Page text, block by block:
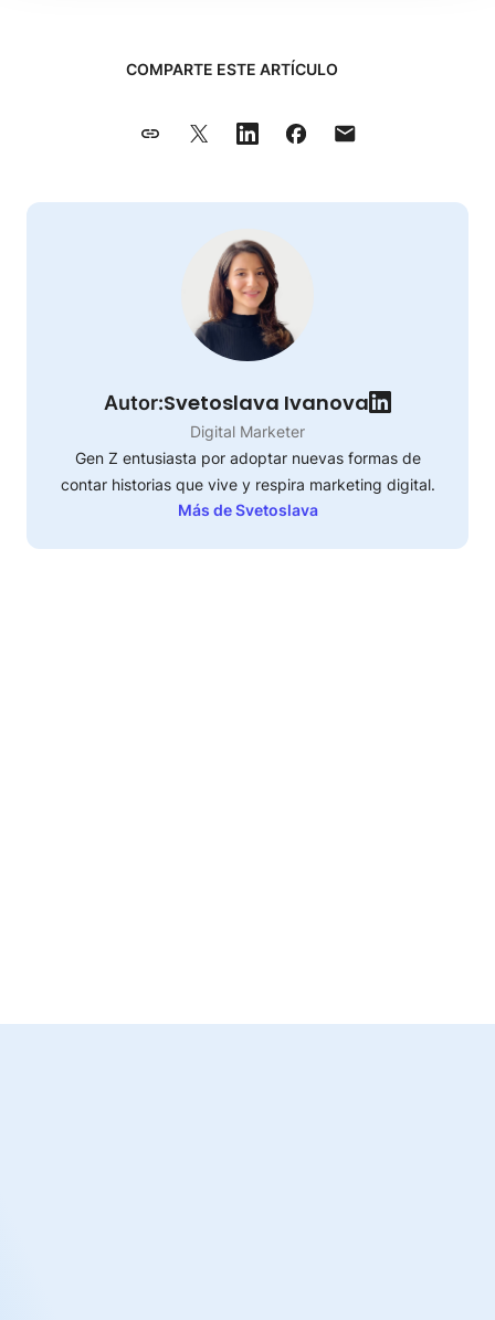
COMPARTE ESTE ARTÍCULO
Autor:Svetoslava Ivanova
Digital Marketer
Gen Z entusiasta por adoptar nuevas formas de
contar historias que vive y respira marketing digital.
Más de Svetoslava